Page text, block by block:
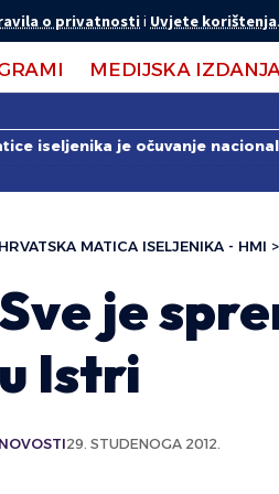
o privatnostii Uvjete korištenja.
MEDIJSKA
iseljenika je očuvanje
HRVATSKA MATICA ISELJENIKA - HMI >
je
u Istri
NOVOSTI29. STUDENOGA 2012.